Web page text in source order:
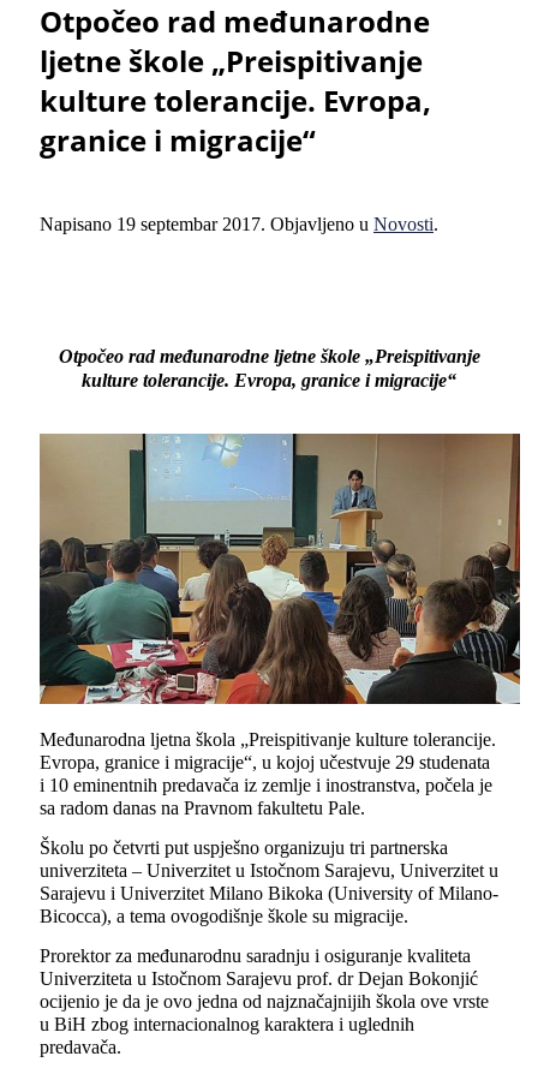
Otpočeo rad međunarodne
lјetne škole „Preispitivanje
kulture tolerancije. Evropa,
granice i migracije“
Napisano 19 septembar 2017. Objavljeno u Novosti.
Otpočeo rad međunarodne lјetne škole „Preispitivanje
kulture tolerancije. Evropa, granice i migracije“
Međunarodna lјetna škola „Preispitivanje kulture tolerancije.
Evropa, granice i migracije“, u kojoj učestvuje 29 studenata
i 10 eminentnih predavača iz zemlјe i inostranstva, počela je
sa radom danas na Pravnom fakultetu Pale.
Školu po četvrti put uspješno organizuju tri partnerska
univerziteta – Univerzitet u Istočnom Sarajevu, Univerzitet u
Sarajevu i Univerzitet Milano Bikoka (University of Milano-
Bicocca), a tema ovogodišnje škole su migracije.
Prorektor za međunarodnu saradnju i osiguranje kvaliteta
Univerziteta u Istočnom Sarajevu prof. dr Dejan Bokonjić
ocijenio je da je ovo jedna od najznačajnijih škola ove vrste
u BiH zbog internacionalnog karaktera i uglednih
predavača.